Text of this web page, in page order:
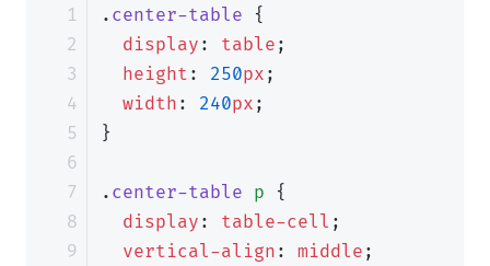
. center-table
{
display : table ;
height : 250px ;
width : 240px ;
}
. center-table p
{
display : table-cell ;
vertical-align : middle ;